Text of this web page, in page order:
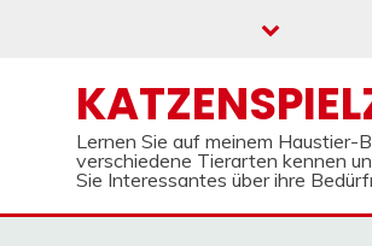
Lernen Sie auf meinem Haustier-
verschiedene Tierarten kennen
Sie Interessantes über ihre